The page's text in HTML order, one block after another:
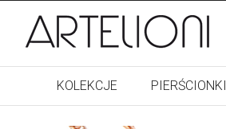
KOLEKCJE PIERŚCIONKI